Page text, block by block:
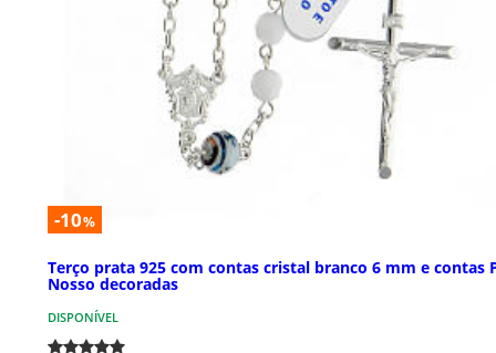
-10%
Terço prata 925 com contas cristal branco 6 mm e contas
Nosso decoradas
DISPONÍVEL